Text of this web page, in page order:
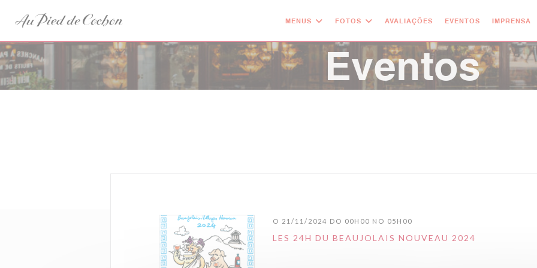
MENUS FOTOS AVALIAÇÕES EVENTOS IMPRENSA
Eventos
O 21/11/2024 DO 00H00 NO 05H00
LES 24H DU BEAUJOLAIS NOUVEAU 2024